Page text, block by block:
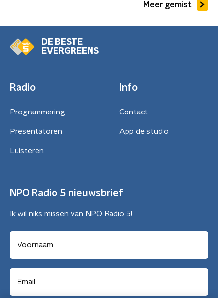
Meer gemist
DE BESTE
EVERGREENS
Radio
Programmering
Presentatoren
Luisteren
Info
Contact
App de studio
NPO Radio 5 nieuwsbrief
Ik wil niks missen van NPO Radio 5!